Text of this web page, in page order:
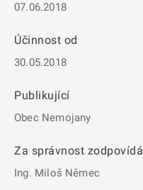
07.06.2018
Účinnost od
30.05.2018
Publikující
Obec Nemojany
Za správnost zodpovídá
Ing. Miloš Němec